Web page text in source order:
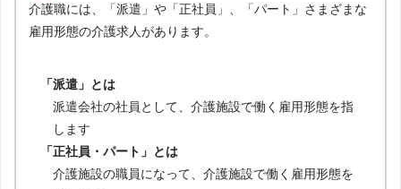
介護職には、「派遣」や「正社員」、「パート」さまざまな
雇用形態の介護求人があります。
「派遣」とは
派遣会社の社員として、介護施設で働く雇用形態を指
します
「正社員・パート」とは
介護施設の職員になって、介護施設で働く雇用形態を